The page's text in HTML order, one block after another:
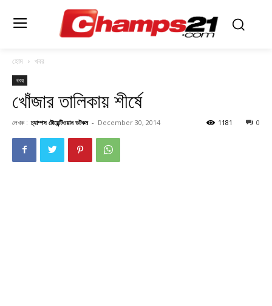
হোম খবর
খবর
খোঁজার তালিকায় শীর্ষে
লেখক : চ্যাম্পস টোয়েন্টিওয়ান ডটকম - December 30, 2014 0
1181